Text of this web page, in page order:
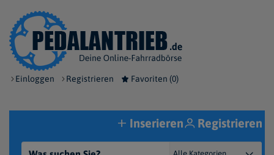
Einloggen Registrieren Favoriten (0)
Inserieren Registrieren